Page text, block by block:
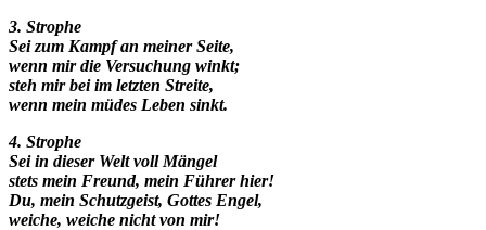
3. Strophe
Sei zum Kampf an meiner Seite,
wenn mir die Versuchung winkt;
steh mir bei im letzten Streite,
wenn mein müdes Leben sinkt.
4. Strophe
Sei in dieser Welt voll Mängel
stets mein Freund, mein Führer hier!
Du, mein Schutzgeist, Gottes Engel,
weiche, weiche nicht von mir!